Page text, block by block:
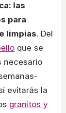
las
para
limpias. Del
que se
necesario
evitarás la
granitos y